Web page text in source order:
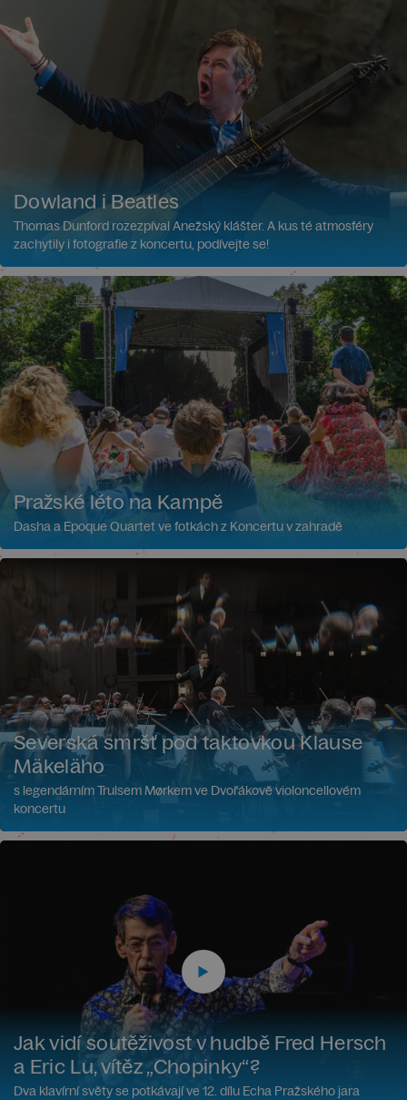
Dowland i Beatles
Thomas Dunford rozezpíval Anežský klášter. A kus té atmosféry
zachytily i fotografie z koncertu, podívejte se!
Pražské léto na Kampě
Dasha a Epoque Quartet ve fotkách z Koncertu v zahradě
Severská smršť pod taktovkou Klause
Mäkeläho
s legendárním Trulsem Mørkem ve Dvořákově violoncellovém
koncertu
Jak vidí soutěživost v hudbě Fred Hersch
a Eric Lu, vítěz „Chopinky“?
Dva klavírní světy se potkávají ve 12. dílu Echa Pražského jara